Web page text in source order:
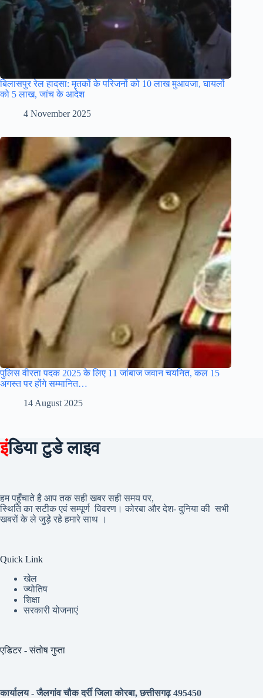
बिलासपुर रेल हादसा: मृतकों के परिजनों को 10 लाख मुआवजा, घायलों
को 5 लाख, जांच के आदेश
4 November 2025
पुलिस वीरता पदक 2025 के लिए 11 जांबाज जवान चयनित, कल 15
अगस्त पर होंगे सम्मानित…
14 August 2025
इंडिया टुडे लाइव
हम पहुँचाते है आप तक सही खबर सही समय पर,
स्थिति का सटीक एवं सम्पूर्ण विवरण। कोरबा और देश- दुनिया की सभी
खबरों के ले जुड़े रहे हमारे साथ ।
Quick Link
खेल
ज्योतिष
शिक्षा
सरकारी योजनाएं
एडिटर - संतोष गुप्ता
कार्यालय - जैलगांव चौक दर्री जिला कोरबा, छत्तीसगढ़ 495450